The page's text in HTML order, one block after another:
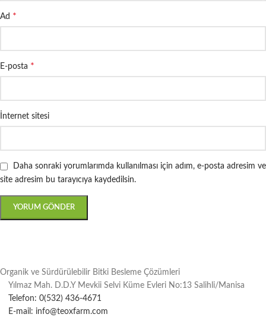
Ad *
E-posta *
İnternet sitesi
Daha sonraki yorumlarımda kullanılması için adım, e-posta adresim ve
site adresim bu tarayıcıya kaydedilsin.
Organik ve Sürdürülebilir Bitki Besleme Çözümleri
Yılmaz Mah. D.D.Y Mevkii Selvi Küme Evleri No:13 Salihli/Manisa
Telefon: 0(532) 436-4671
E-mail: info@teoxfarm.com